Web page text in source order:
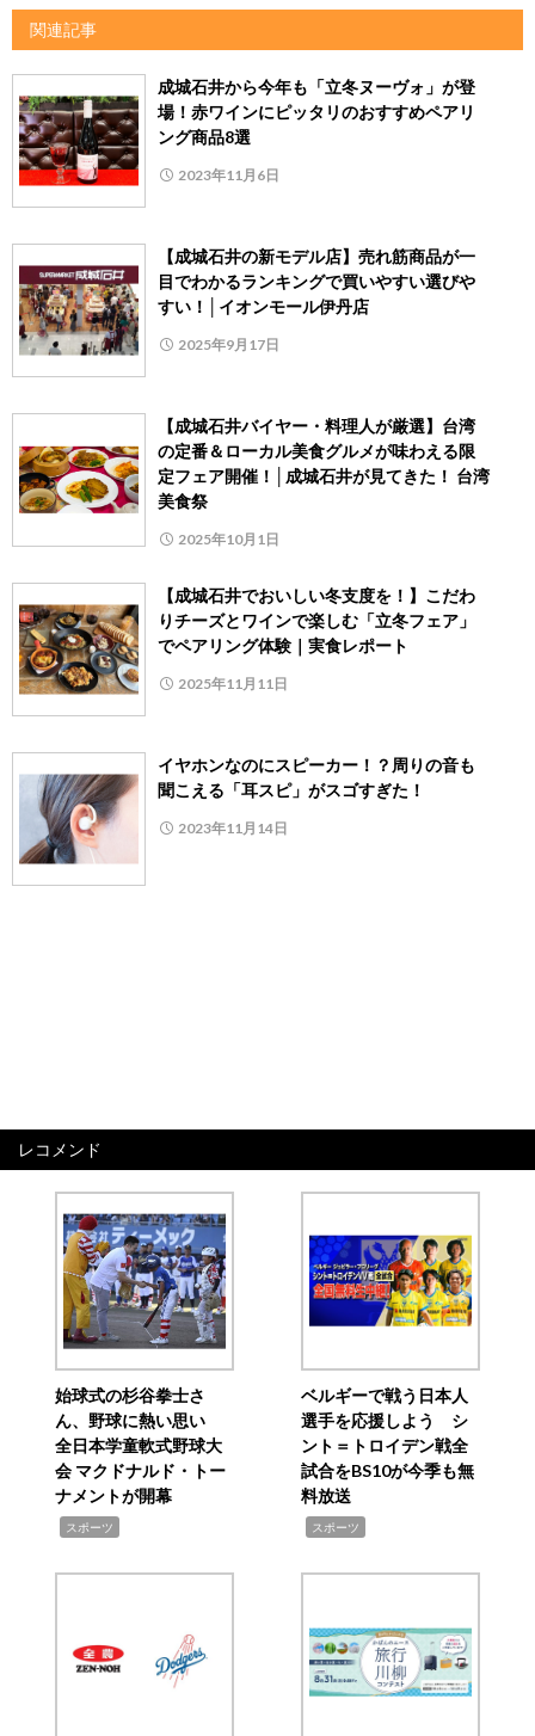
関連記事
成城石井から今年も「立冬ヌーヴォ」が登
場！赤ワインにピッタリのおすすめペアリ
ング商品8選
2023年11月6日
【成城石井の新モデル店】売れ筋商品が一
目でわかるランキングで買いやすい選びや
すい！│イオンモール伊丹店
2025年9月17日
【成城石井バイヤー・料理人が厳選】台湾
の定番＆ローカル美食グルメが味わえる限
定フェア開催！│成城石井が見てきた！ 台湾
美食祭
2025年10月1日
【成城石井でおいしい冬支度を！】こだわ
りチーズとワインで楽しむ「立冬フェア」
でペアリング体験｜実食レポート
2025年11月11日
イヤホンなのにスピーカー！？周りの音も
聞こえる「耳スピ」がスゴすぎた！
2023年11月14日
レコメンド
始球式の杉谷拳士さ
ん、野球に熱い思い
全日本学童軟式野球大
会 マクドナルド・トー
ナメントが開幕
スポーツ
ベルギーで戦う日本人
選手を応援しよう シ
ント＝トロイデン戦全
試合をBS10が今季も無
料放送
スポーツ